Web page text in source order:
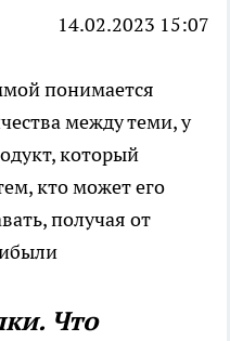
14.02.2023 15:07
понимается
между теми, у
который
кто может его
получая от
Что